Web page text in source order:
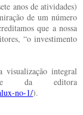
anos de atividades)
de um número
que a nossa
“o investimento
visualização integral
da editora
no-1/).